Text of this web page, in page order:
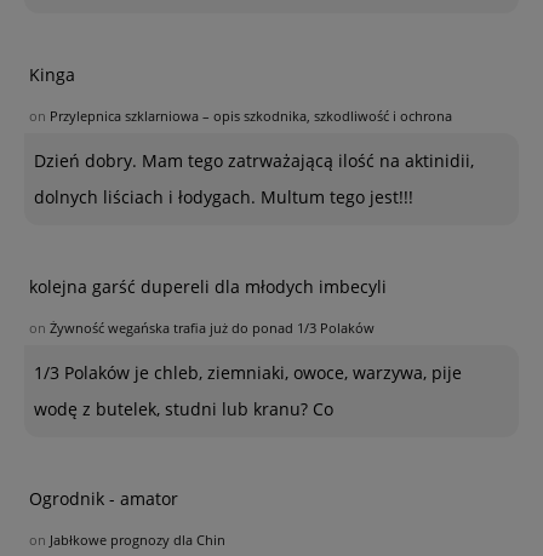
Kinga
on Przylepnica szklarniowa – opis szkodnika, szkodliwość i ochrona
Dzień dobry. Mam tego zatrważającą ilość na aktinidii,
dolnych liściach i łodygach. Multum tego jest!!!
kolejna garść dupereli dla młodych imbecyli
on Żywność wegańska trafia już do ponad 1/3 Polaków
1/3 Polaków je chleb, ziemniaki, owoce, warzywa, pije
wodę z butelek, studni lub kranu? Co
Ogrodnik - amator
on Jabłkowe prognozy dla Chin